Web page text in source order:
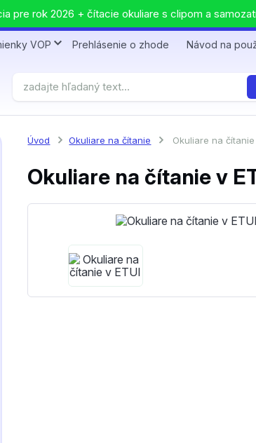
pre rok 2026 + čítacie okuliare s clipom a
VOP Prehlásenie o zhode Návod na
Úvod Okuliare na čítanie Okuliare na čítanie
Okuliare na čítanie v